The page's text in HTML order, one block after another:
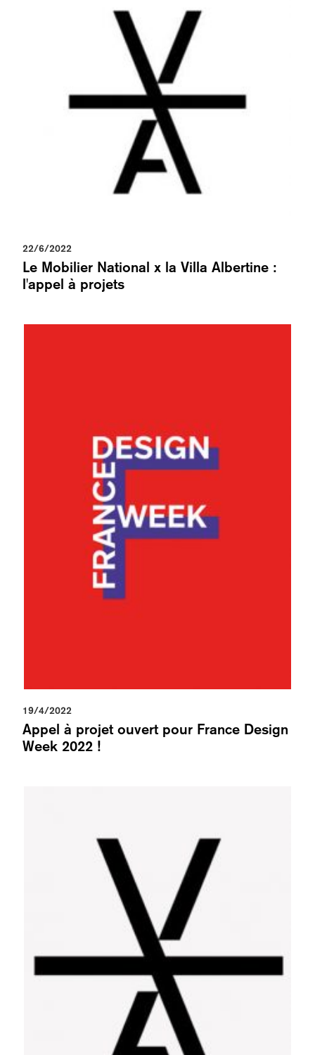
22/6/2022
Le Mobilier National x la Villa Albertine :
l'appel à projets
19/4/2022
Appel à projet ouvert pour France Design
Week 2022 !